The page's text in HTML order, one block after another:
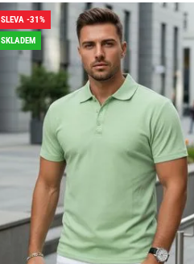
SLEVA -31%
SKLADEM